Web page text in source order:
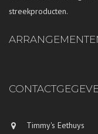
streekproducten.
Timmy's Eethuys